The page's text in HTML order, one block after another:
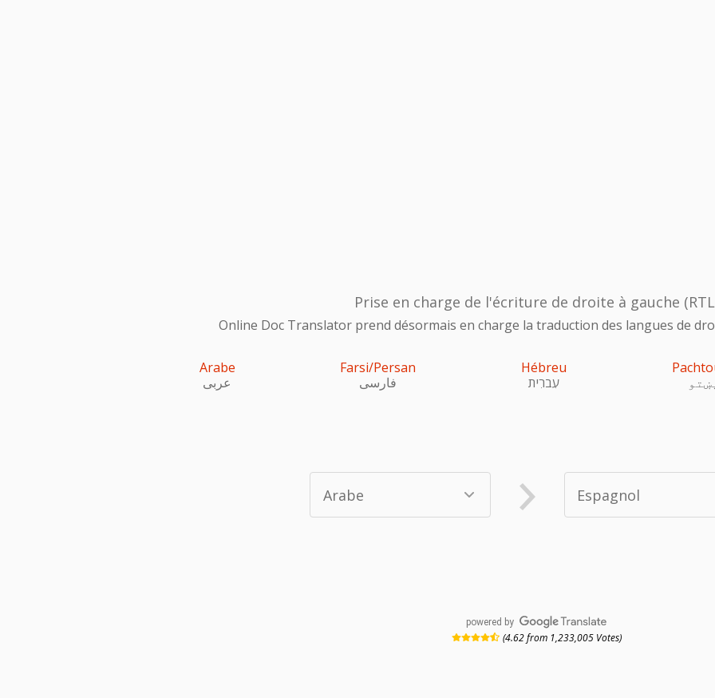
Prise en charge de l'écriture de droite à gauche
Online Doc Translator prend désormais en charge la traduction des langues de
Arabe
عربى
Farsi/Persan
فارسی
Hébreu
עִברִית
powered by
(4.62 from 1,233,005 Votes)